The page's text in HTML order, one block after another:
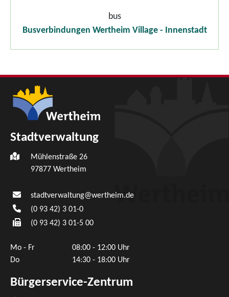
bus
Busverbindungen Wertheim Village - Innenstadt
Stadtverwaltung
Mühlenstraße 26
97877 Wertheim
stadtverwaltung@wertheim.de
(0 93 42) 3 01-0
(0 93 42) 3 01-5 00
Mo - Fr
08:00 - 12:00 Uhr
Do
14:30 - 18:00 Uhr
Bürgerservice-Zentrum